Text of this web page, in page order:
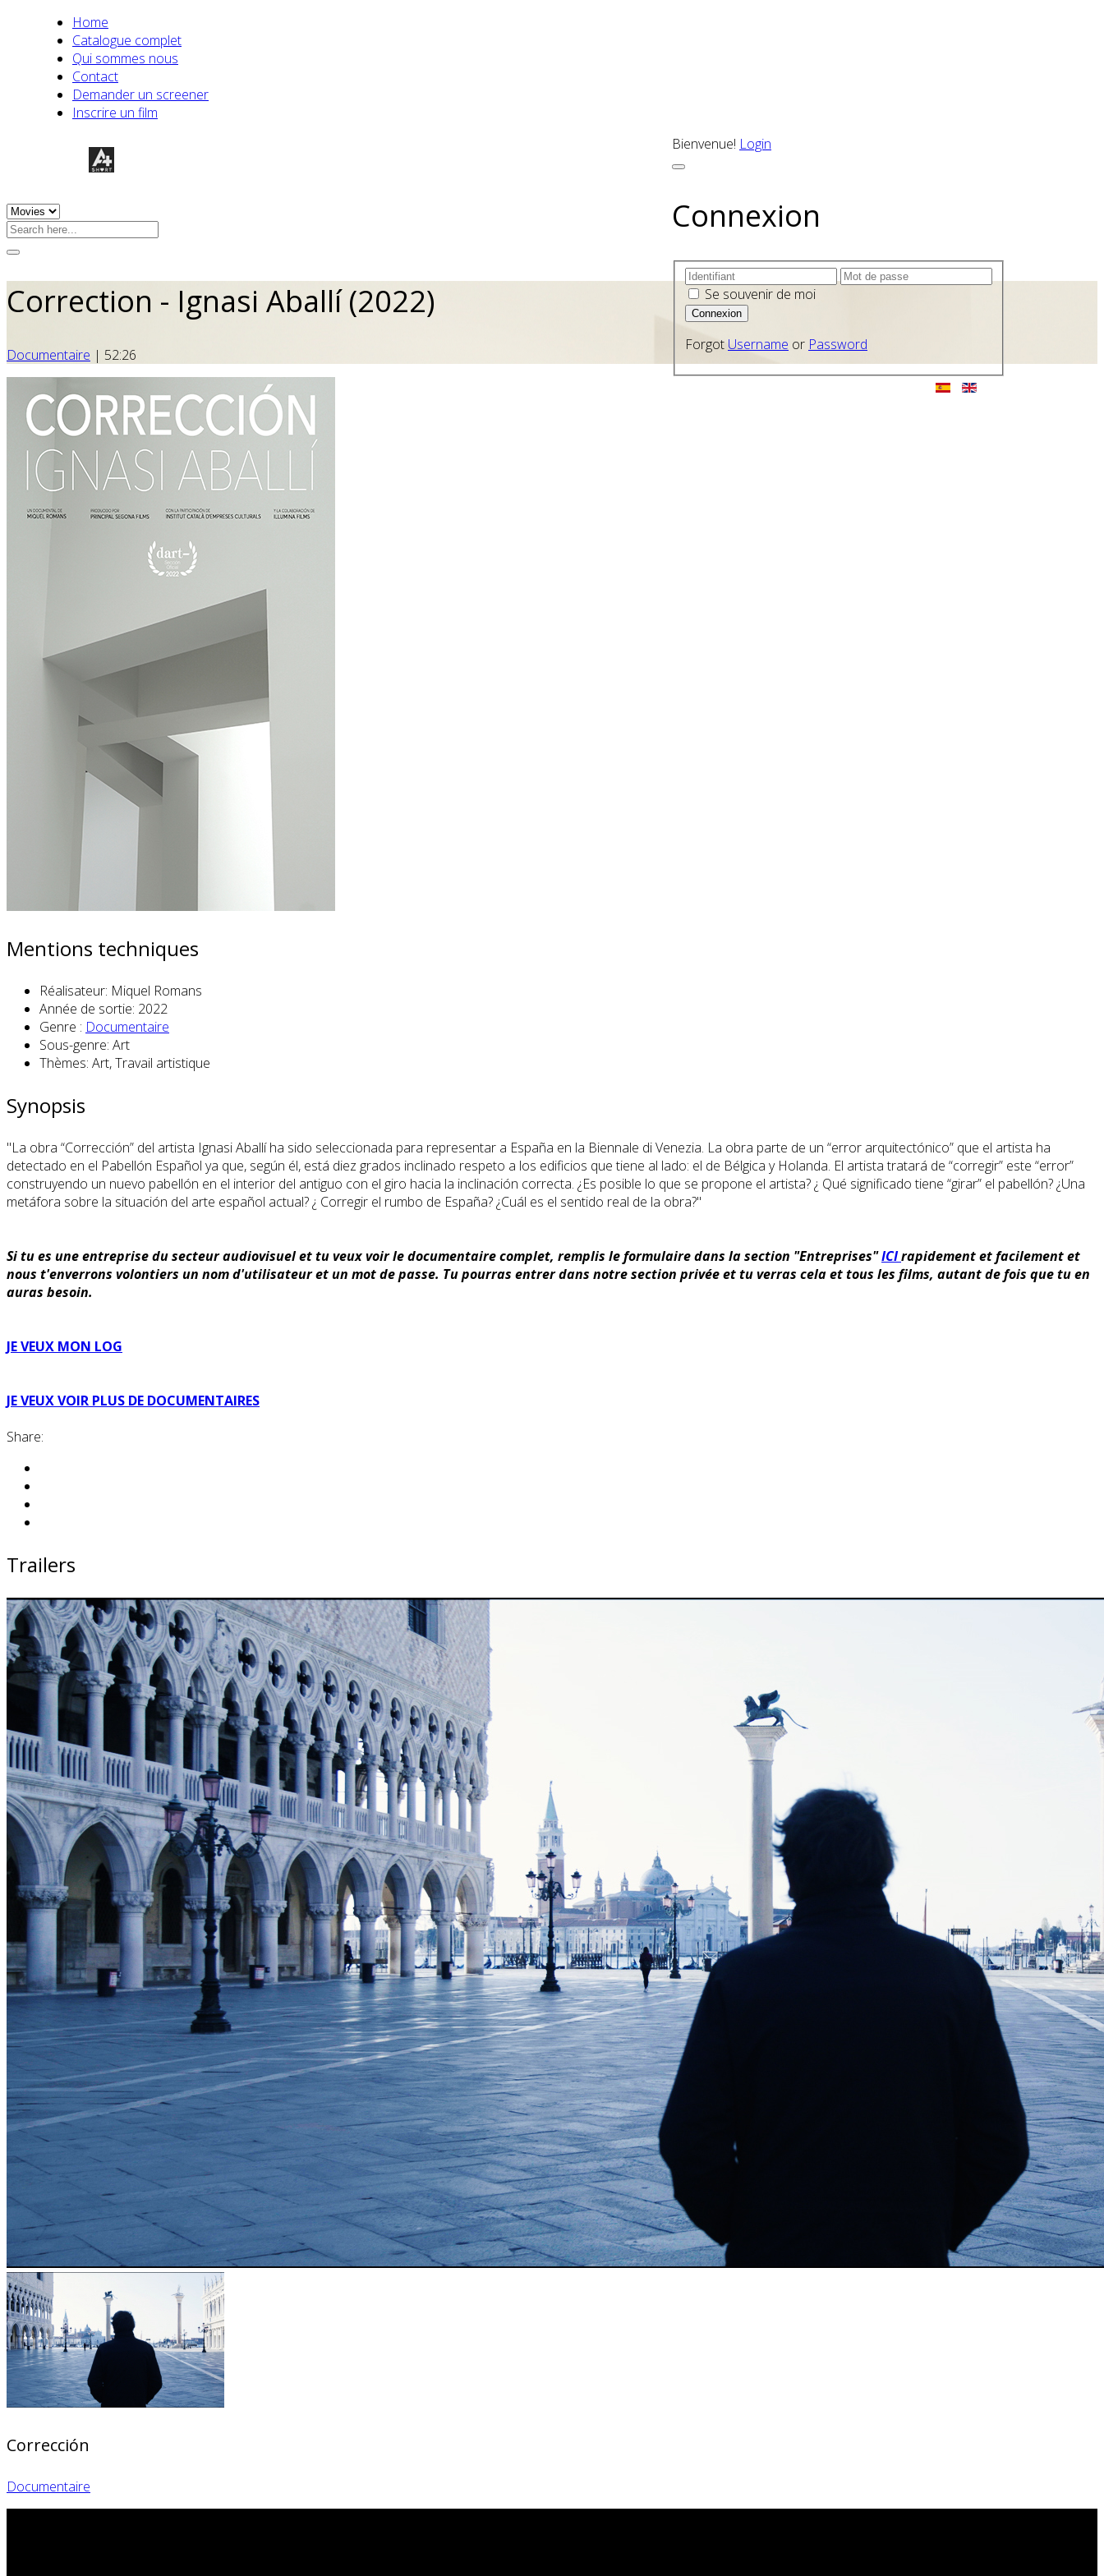
Home
Catalogue complet
Qui sommes nous
Contact
Demander un screener
Inscrire un film
Bienvenue! Login
Connexion
Se souvenir de moi
Forgot Username or Password
Correction - Ignasi Aballí (2022)
Documentaire | 52:26
Mentions techniques
Réalisateur: Miquel Romans
Année de sortie: 2022
Genre : Documentaire
Sous-genre: Art
Thèmes: Art, Travail artistique
Synopsis
"La obra “Corrección” del artista Ignasi Aballí ha sido seleccionada para representar a España en la Biennale di Venezia. La obra parte de un “error arquitectónico” que el artista ha
detectado en el Pabellón Español ya que, según él, está diez grados inclinado respeto a los edificios que tiene al lado: el de Bélgica y Holanda. El artista tratará de “corregir” este “error”
construyendo un nuevo pabellón en el interior del antiguo con el giro hacia la inclinación correcta. ¿Es posible lo que se propone el artista? ¿ Qué significado tiene “girar” el pabellón? ¿Una
metáfora sobre la situación del arte español actual? ¿ Corregir el rumbo de España? ¿Cuál es el sentido real de la obra?"
Si tu es une entreprise du secteur audiovisuel et tu veux voir le documentaire complet, remplis le formulaire dans la section "Entreprises"ICIrapidement et facilement et
nous t'enverrons volontiers un nom d'utilisateur et un mot de passe. Tu pourras entrer dans notre section privée et tu verras cela et tous les films, autant de fois que tu en
auras besoin.
JE VEUX MON LOG
JE VEUX VOIR PLUS DE DOCUMENTAIRES
Share:
Trailers
Corrección
Documentaire